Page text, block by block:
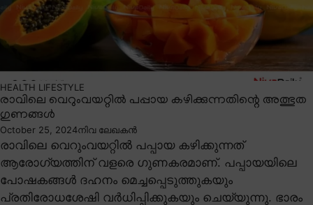
HEALTH LIFESTYLE
രാവിലെ വെറുംവയറ്റിൽ പപ്പായ കഴിക്കുന്നതിന്റെ അത്ഭുത
ഗുണങ്ങൾ
October 25, 2024നിവ ലേഖകൻ
രാവിലെ വെറുംവയറ്റിൽ പപ്പായ കഴിക്കുന്നത്
ആരോഗ്യത്തിന് വളരെ ഗുണകരമാണ്. പപ്പായയിലെ
പോഷകങ്ങൾ ദഹനം മെച്ചപ്പെടുത്തുകയും
പ്രതിരോധശേഷി വർധിപ്പിക്കുകയും ചെയ്യുന്നു. ഭാരം